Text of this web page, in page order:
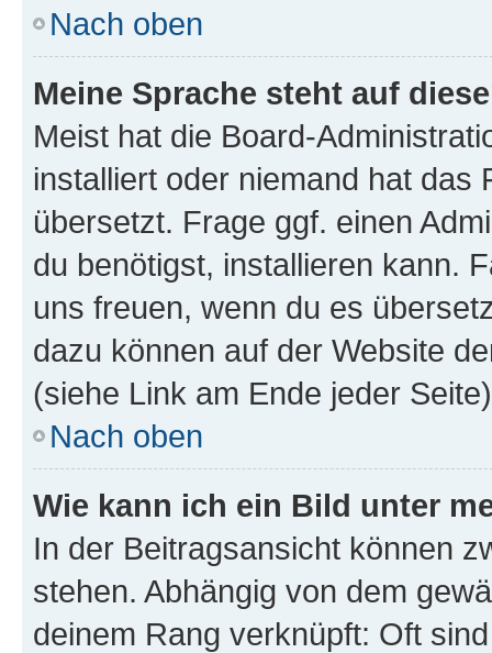
Nach oben
Meine Sprache steht auf
Meist hat die Board-
installiert oder niemand hat das
übersetzt. Frage ggf. einen
du benötigst, installieren kann.
uns freuen, wenn du es
dazu können auf der Website
(siehe Link am Ende jeder
Nach oben
Wie kann ich ein Bild unter
In der Beitragsansicht können
stehen. Abhängig von dem
deinem Rang verknüpft: Oft